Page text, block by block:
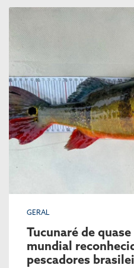
GERAL
Tucunaré de
mundial
pescadores